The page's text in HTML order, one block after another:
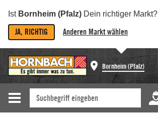
Ist Bornheim (Pfalz) Dein richtiger Markt?
JA, RICHTIG Anderen Markt wählen
Bornheim (Pfalz)